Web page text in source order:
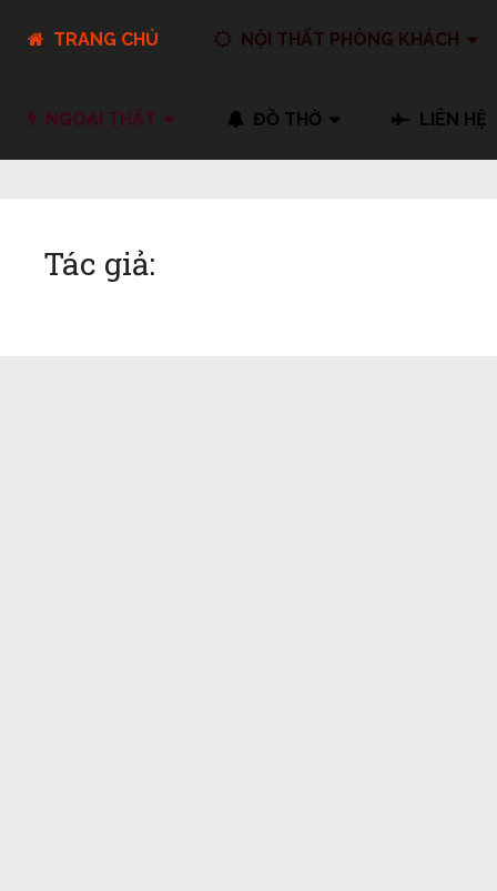
TRANG CHỦ NỘI THẤT PHÒNG KHÁCH
NGOẠI THẤT ĐỒ THỜ LIÊN HỆ
Tác giả: